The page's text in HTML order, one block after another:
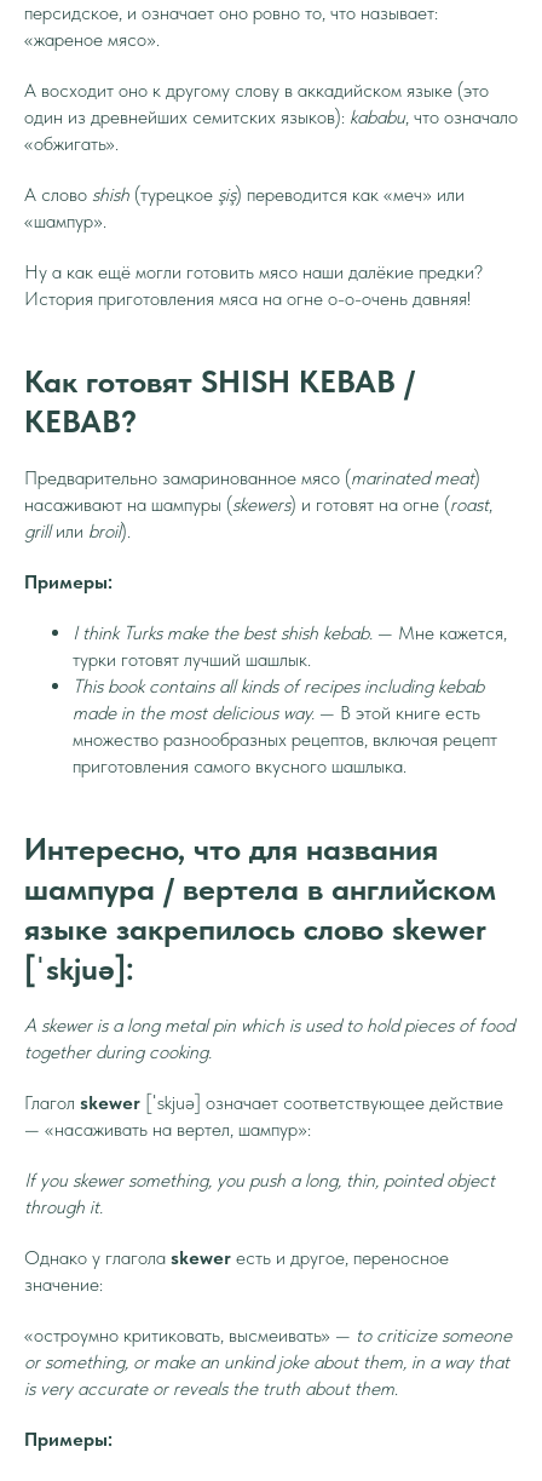
персидское, и означает оно ровно то, что называет:
«жареное мясо».
А восходит оно к другому слову в аккадийском языке (это
один из древнейших семитских языков): kababu, что означало
«обжигать».
А слово shish (турецкое şiş) переводится как «меч» или
«шампур».
Ну а как ещё могли готовить мясо наши далёкие предки?
История приготовления мяса на огне о-о-очень давняя!
Как готовят SHISH KEBAB /
KEBAB?
Предварительно замаринованное мясо (marinated meat)
насаживают на шампуры (skewers) и готовят на огне (roast,
grillили broil).
Примеры:
I think Turks make the best shish kebab. — Мне кажется,
турки готовят лучший шашлык.
This book contains all kinds of recipes including kebab
made in the most delicious way. — В этой книге есть
множество разнообразных рецептов, включая рецепт
приготовления самого вкусного шашлыка.
Интересно, что для названия
шампура / вертела в английском
языке закрепилось слово skewer
[ˈskjuə]:
A skewer is a long metal pin which is used to hold pieces of food
together during cooking.
Глагол skewer [ˈskjuə] означает соответствующее действие
— «насаживать на вертел, шампур»:
If you skewer something, you push a long, thin, pointed object
through it.
Однако у глагола skewer есть и другое, переносное
значение:
«остроумно критиковать, высмеивать» — to criticize someone
or something, or make an unkind joke about them, in a way that
is very accurate or reveals the truth about them.
Примеры: